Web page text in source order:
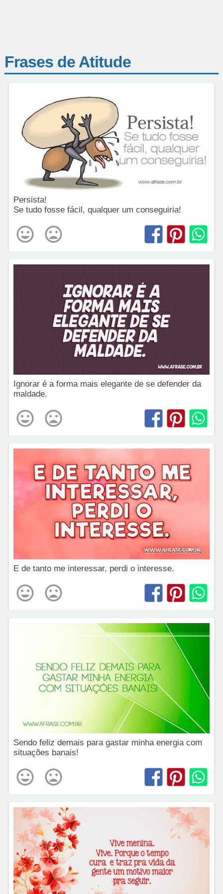
Frases de Atitude
Persista!
Se tudo fosse fácil, qualquer um conseguiria!
Ignorar é a forma mais elegante de se defender da
maldade.
E de tanto me interessar, perdi o interesse.
Sendo feliz demais para gastar minha energia com
situações banais!